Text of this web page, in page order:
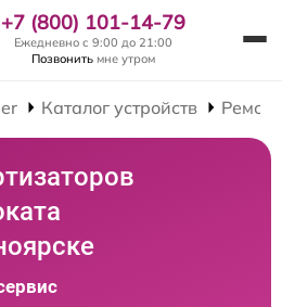
+7 (800) 101-14-79
Ежедневно с 9:00 до 21:00
Позвонить мне утром
Каталог устройств